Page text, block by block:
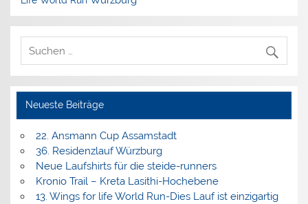
Neueste Beiträge
22. Ansmann Cup Assamstadt
36. Residenzlauf Würzburg
Neue Laufshirts für die steide-runners
Kronio Trail – Kreta Lasithi-Hochebene
13. Wings for life World Run-Dies Lauf ist einzigartig